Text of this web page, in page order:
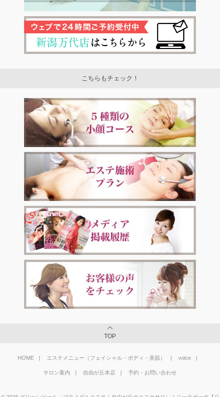
こちらもチェック！
TOP
HOME エステメニュー（フェイシャル・ボディ・美肌） voice
サロン案内 自由が丘本店 予約・お問い合わせ